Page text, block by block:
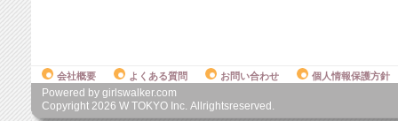
会社概要 よくある質問 お問い合わせ 個人情報保護方針
Powered by girlswalker.com
Copyright 2026 W TOKYO Inc. Allrightsreserved.